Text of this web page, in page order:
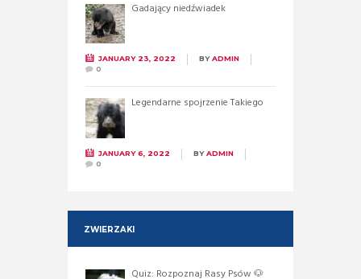
Gadający niedźwiadek
JANUARY 23, 2022 BYADMIN
0
Legendarne spojrzenie Takiego
JANUARY 6, 2022 BYADMIN
0
ZWIERZAKI
Quiz: Rozpoznaj Rasy Psów 🐶